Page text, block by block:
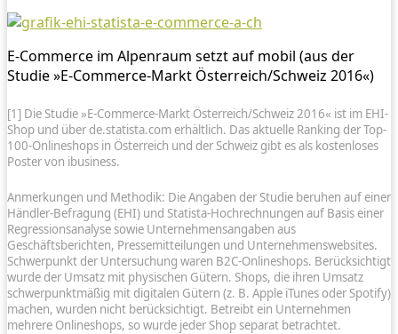
E-Commerce im Alpenraum setzt auf mobil (aus der
Studie »E-Commerce-Markt Österreich/Schweiz 2016«)
[1] Die Studie »E-Commerce-Markt Österreich/Schweiz 2016« ist im EHI-
Shop und über de.statista.com erhältlich. Das aktuelle Ranking der Top-
100-Onlineshops in Österreich und der Schweiz gibt es als kostenloses
Poster von ibusiness.
Anmerkungen und Methodik: Die Angaben der Studie beruhen auf einer
Händler-Befragung (EHI) und Statista-Hochrechnungen auf Basis einer
Regressionsanalyse sowie Unternehmensangaben aus
Geschäftsberichten, Pressemitteilungen und Unternehmenswebsites.
Schwerpunkt der Untersuchung waren B2C-Onlineshops. Berücksichtigt
wurde der Umsatz mit physischen Gütern. Shops, die ihren Umsatz
schwerpunktmäßig mit digitalen Gütern (z. B. Apple iTunes oder Spotify)
machen, wurden nicht berücksichtigt. Betreibt ein Unternehmen
mehrere Onlineshops, so wurde jeder Shop separat betrachtet.